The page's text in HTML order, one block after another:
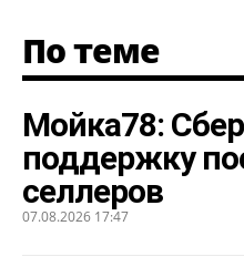
По теме
Мойка78:
поддержку
селлеров
07.08.2026 17:47